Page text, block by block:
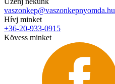
vaszonkep@vaszonkepnyomda.hu
Hívj minket
+36-20-933-0915
Kövess minket